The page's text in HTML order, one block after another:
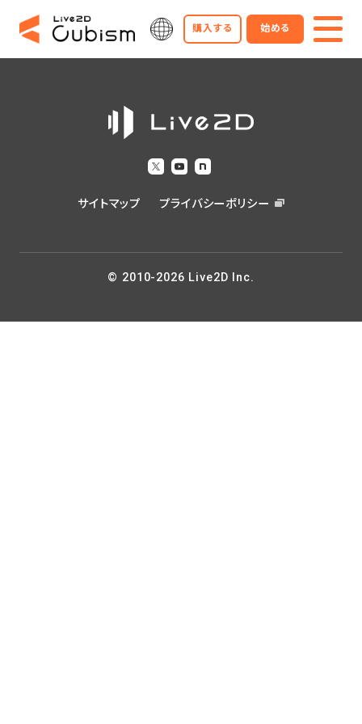
購入する 始める
サイトマップ プライバシーポリシー
© 2010-2026 Live2D Inc.